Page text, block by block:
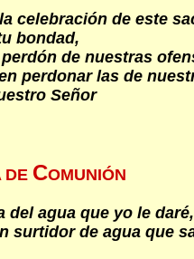
celebración de este
bondad,
de nuestras
perdonar las de
Señor
DE COMUNIÓN
del agua que yo le
surtidor de agua que